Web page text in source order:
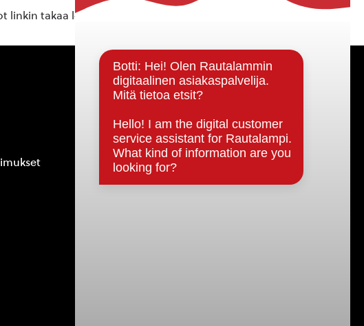
linkin takaa löytyvällä
Päätöksenteko ja lähidemokratia
Päätökset, esityslistat & pöytäkirjat
Hallinto
Kunnanhallitus
Kunnanvaltuusto